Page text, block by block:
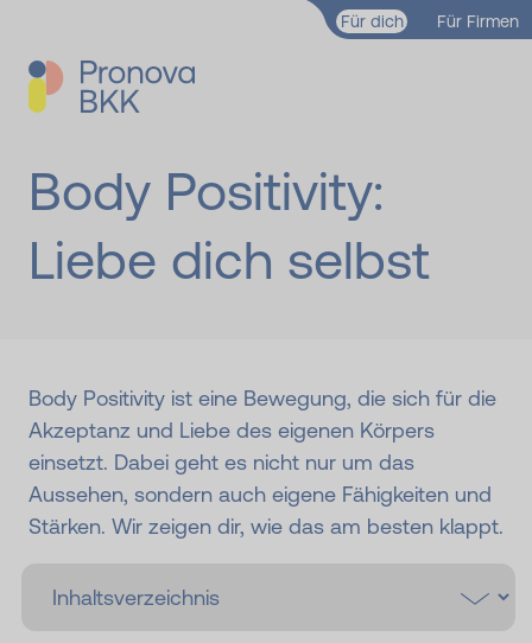
Zum Hauptinhalt springen
Für dich Für Firmen
Body Positivity:
Liebe dich selbst
Body Positivity ist eine Bewegung, die sich für die
Akzeptanz und Liebe des eigenen Körpers
einsetzt. Dabei geht es nicht nur um das
Aussehen, sondern auch eigene Fähigkeiten und
Stärken. Wir zeigen dir, wie das am besten klappt.